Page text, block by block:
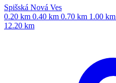
Spišská Nová Ves
0.20 km 0.40 km 0.70 km 1.00 km
12.20 km